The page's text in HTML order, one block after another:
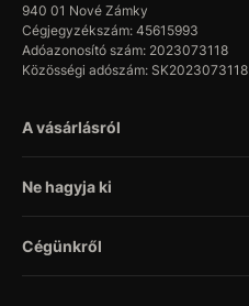
940 01 Nové Zámky
Cégjegyzékszám: 45615993
Adóazonosító szám: 2023073118
Közösségi adószám: SK2023073118
A vásárlásról
Ne hagyja ki
Cégünkről